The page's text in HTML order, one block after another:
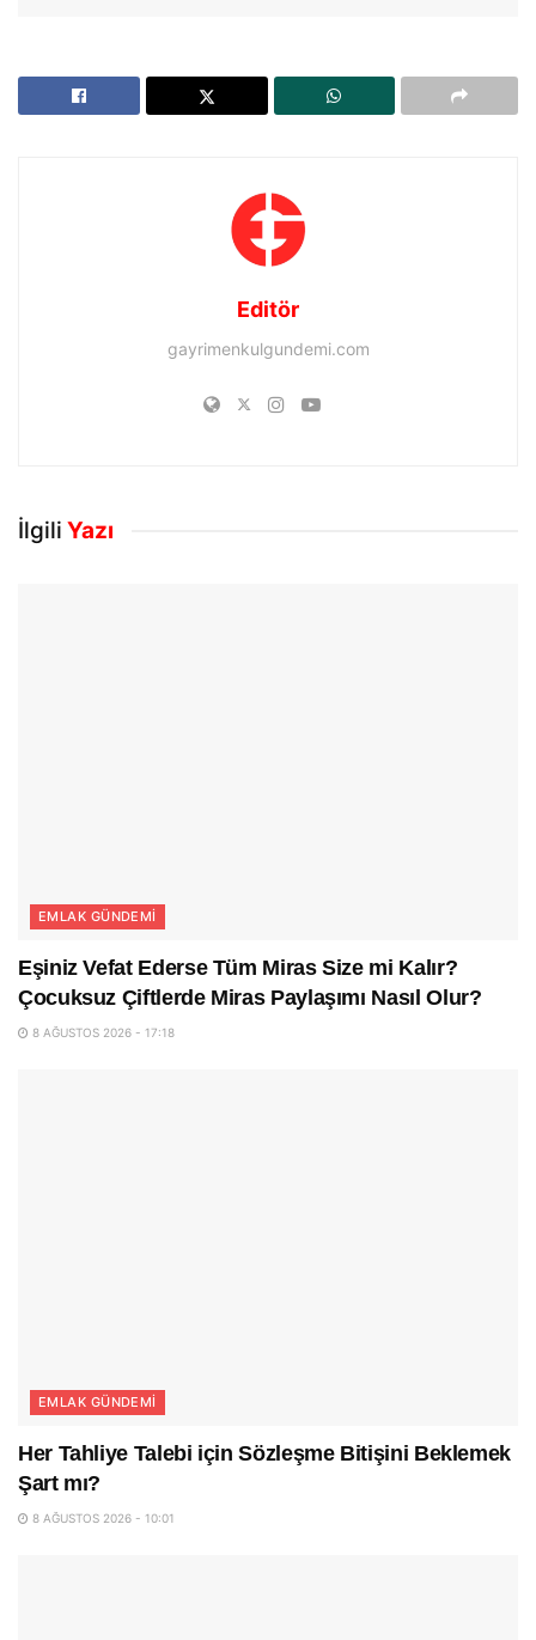
Editör
gayrimenkulgundemi.com
İlgili Yazı
EMLAK GÜNDEMI
Eşiniz Vefat Ederse Tüm Miras Size mi Kalır?
Çocuksuz Çiftlerde Miras Paylaşımı Nasıl Olur?
8 AĞUSTOS 2026 - 17:18
EMLAK GÜNDEMI
Her Tahliye Talebi için Sözleşme Bitişini Beklemek
Şart mı?
8 AĞUSTOS 2026 - 10:01